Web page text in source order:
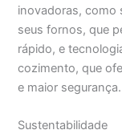
inovadoras, como
seus fornos, que
rápido, e
cozimento, que
e maior segurança.
Sustentabilidade